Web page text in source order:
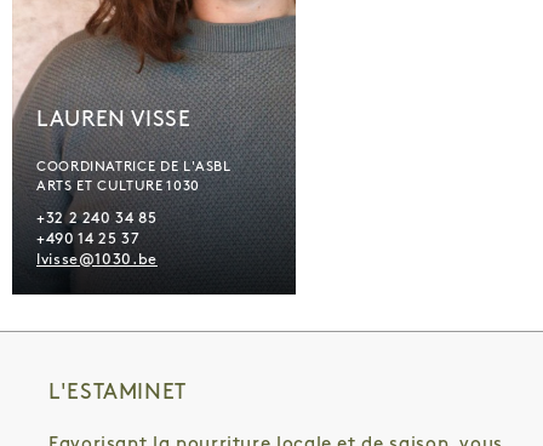
LAUREN VISSE
COORDINATRICE DE L'ASBL
ARTS ET CULTURE 1030
+32 2 240 34 85
+490 14 25 37
lvisse@1030.be
L'ESTAMINET